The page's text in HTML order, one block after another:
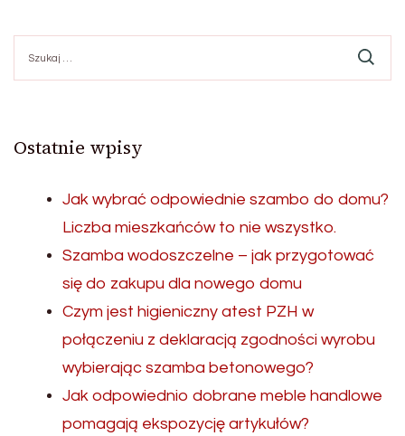
Ostatnie wpisy
Jak wybrać odpowiednie szambo do domu?
Liczba mieszkańców to nie wszystko.
Szamba wodoszczelne – jak przygotować
się do zakupu dla nowego domu
Czym jest higieniczny atest PZH w
połączeniu z deklaracją zgodności wyrobu
wybierając szamba betonowego?
Jak odpowiednio dobrane meble handlowe
pomagają ekspozycję artykułów?